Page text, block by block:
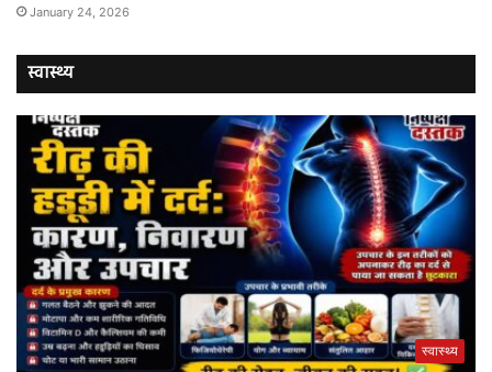
January 24, 2026
स्वास्थ्य
स्वास्थ्य